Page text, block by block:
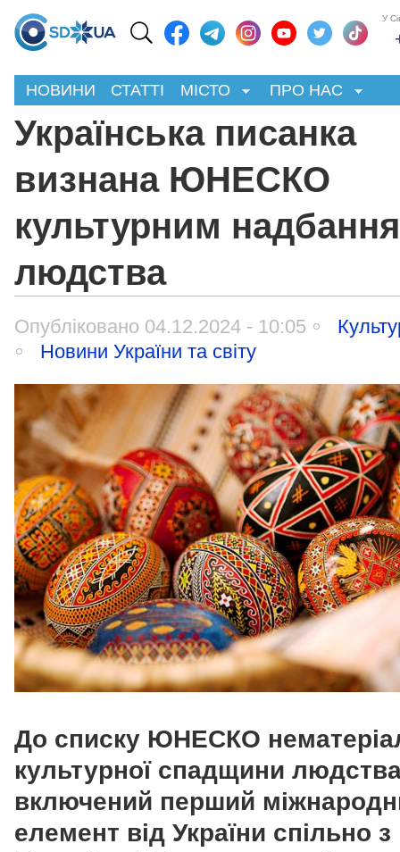
У
НОВИНИ СТАТТІ МІСТО ПРО НАС
Українська писанка
визнана ЮНЕСКО
культурним
людства
Опубліковано 04.12.2024 - 10:05
Новини України та світу
До списку ЮНЕСКО
культурної спадщини
включений перший
елемент від України спільно з